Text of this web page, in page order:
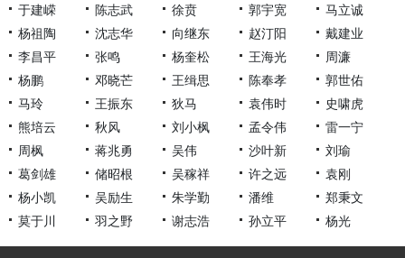
于建嵘
陈志武 徐贲 郭宇宽
马立诚
杨祖陶
沈志华 向继东 赵汀阳
戴建业
李昌平
张鸣 杨奎松 王海光
周濂
杨鹏
邓晓芒 王缉思 陈奉孝
郭世佑
马玲
王振东 狄马 袁伟时
史啸虎
熊培云
秋风 刘小枫 孟令伟
雷一宁
周枫
蒋兆勇 吴伟 沙叶新
刘瑜
葛剑雄
储昭根 吴稼祥 许之远
袁刚
杨小凯
吴励生 朱学勤 潘维
郑秉文
莫于川
羽之野 谢志浩 孙立平 杨光